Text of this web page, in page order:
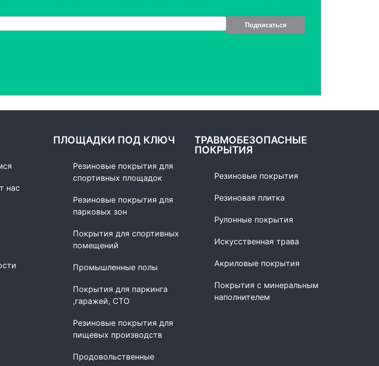
Подписаться
нас
ПЛОЩАДКИ ПОД КЛЮЧ
Резиновые покрытия для
спортивных площадок
Резиновые покрытия для
парковых зон
Покрытия для спортивных
помещений
Промышленные полы
Покрытия для паркинга
,гаражей, СТО
Резиновые покрытия для
пищевых производств
Продовольственные
ТРАВМОБЕЗОПАСНЫЕ
ПОКРЫТИЯ
Резиновые покрытия
Резиновая плитка
Рулонные покрытия
Искусственная трава
Акриловые покрытия
Покрытия с минеральным
наполнителем